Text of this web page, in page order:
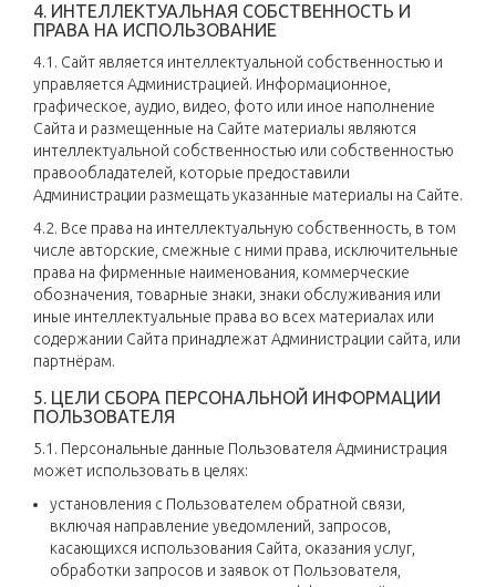
4. ИНТЕЛЛЕКТУАЛЬНАЯ СОБСТВЕННОСТЬ И
ПРАВА НА ИСПОЛЬЗОВАНИЕ
4.1. Сайт является интеллектуальной собственностью и
управляется Администрацией. Информационное,
графическое, аудио, видео, фото или иное наполнение
Сайта и размещенные на Сайте материалы являются
интеллектуальной собственностью или собственностью
правообладателей, которые предоставили
Администрации размещать указанные материалы на Сайте.
4.2. Все права на интеллектуальную собственность, в том
числе авторские, смежные с ними права, исключительные
права на фирменные наименования, коммерческие
обозначения, товарные знаки, знаки обслуживания или
иные интеллектуальные права во всех материалах или
содержании Сайта принадлежат Администрации сайта, или
партнёрам.
5. ЦЕЛИ СБОРА ПЕРСОНАЛЬНОЙ ИНФОРМАЦИИ
ПОЛЬЗОВАТЕЛЯ
5.1. Персональные данные Пользователя Администрация
может использовать в целях:
установления с Пользователем обратной связи,
включая направление уведомлений, запросов,
касающихся использования Сайта, оказания услуг,
обработки запросов и заявок от Пользователя,